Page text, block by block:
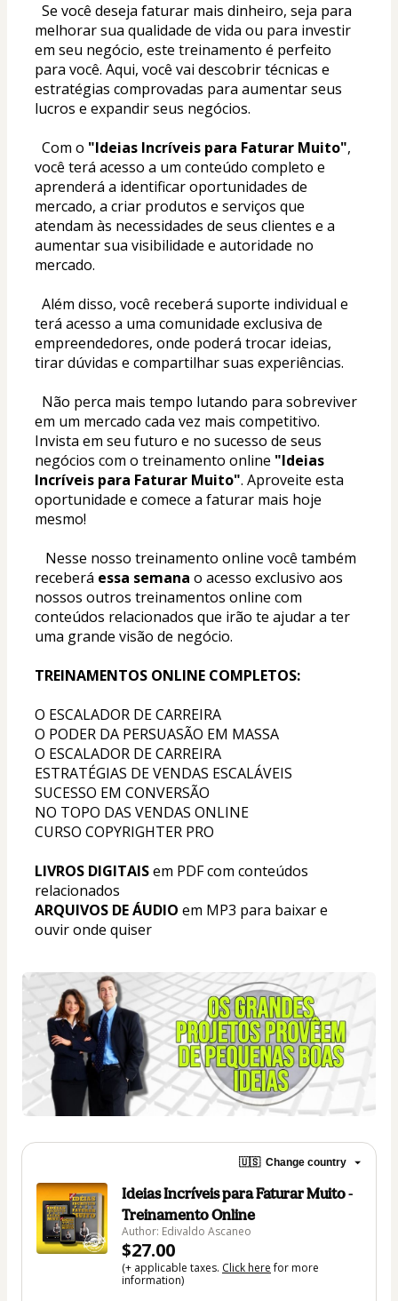
Se você deseja faturar mais dinheiro, seja para
melhorar sua qualidade de vida ou para investir
em seu negócio, este treinamento é perfeito
para você. Aqui, você vai descobrir técnicas e
estratégias comprovadas para aumentar seus
lucros e expandir seus negócios.
Com o "Ideias Incríveis para Faturar Muito",
você terá acesso a um conteúdo completo e
aprenderá a identificar oportunidades de
mercado, a criar produtos e serviços que
atendam às necessidades de seus clientes e a
aumentar sua visibilidade e autoridade no
mercado.
Além disso, você receberá suporte individual e
terá acesso a uma comunidade exclusiva de
empreendedores, onde poderá trocar ideias,
tirar dúvidas e compartilhar suas experiências.
Não perca mais tempo lutando para sobreviver
em um mercado cada vez mais competitivo.
Invista em seu futuro e no sucesso de seus
negócios com o treinamento online "Ideias
Incríveis para Faturar Muito". Aproveite esta
oportunidade e comece a faturar mais hoje
mesmo!
Nesse nosso treinamento online você também
receberá essa semana o acesso exclusivo aos
nossos outros treinamentos online com
conteúdos relacionados que irão te ajudar a ter
uma grande visão de negócio.
TREINAMENTOS ONLINE COMPLETOS:
O ESCALADOR DE CARREIRA
O PODER DA PERSUASÃO EM MASSA
O ESCALADOR DE CARREIRA
ESTRATÉGIAS DE VENDAS ESCALÁVEIS
SUCESSO EM CONVERSÃO
NO TOPO DAS VENDAS ONLINE
CURSO COPYRIGHTER PRO
LIVROS DIGITAIS em PDF com conteúdos
relacionados
ARQUIVOS DE ÁUDIO em MP3 para baixar e
ouvir onde quiser
🇺🇸 Change country
Ideias Incríveis para Faturar Muito -
Treinamento Online
Author: Edivaldo Ascaneo
$27.00
(+ applicable taxes. Click herefor more
information)